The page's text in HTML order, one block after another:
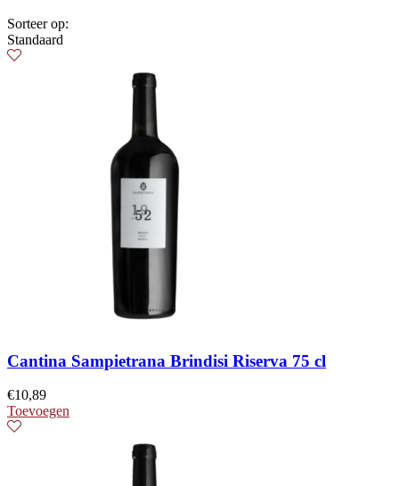
Sorteer op:
Standaard
Cantina Sampietrana Brindisi Riserva 75 cl
€10,89
Toevoegen